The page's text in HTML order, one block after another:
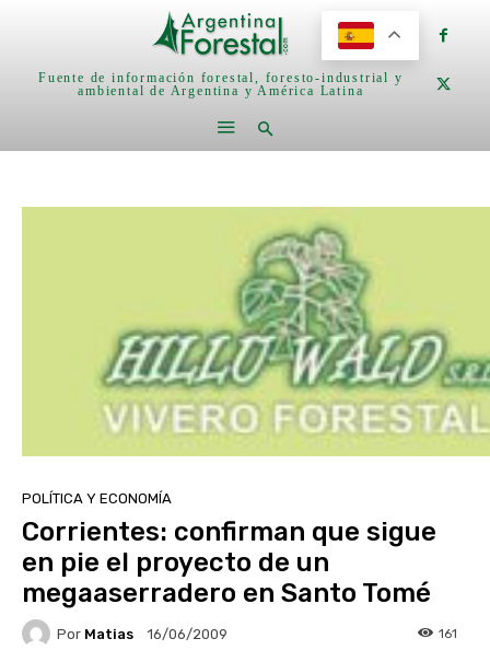
Fuente de información forestal, foresto-industrial y
ambiental de Argentina y América Latina
POLÍTICA Y ECONOMÍA
Corrientes: confirman que sigue
en pie el proyecto de un
megaaserradero en Santo Tomé
Por Matias 16/06/2009 161